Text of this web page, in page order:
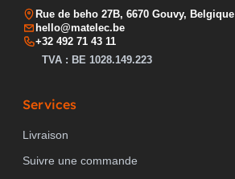
Rue de beho 27B, 6670 Gouvy, Belgique
hello@matelec.be
+32 492 71 43 11
TVA : BE 1028.149.223
Services
Livraison
Suivre une commande